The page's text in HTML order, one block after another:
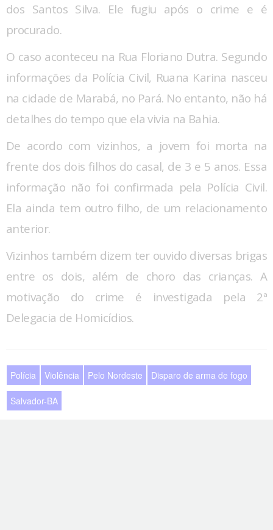
dos Santos Silva. Ele fugiu após o crime e é
procurado.
O caso aconteceu na Rua Floriano Dutra. Segundo
informações da Polícia Civil, Ruana Karina nasceu
na cidade de Marabá, no Pará. No entanto, não há
detalhes do tempo que ela vivia na Bahia.
De acordo com vizinhos, a jovem foi morta na
frente dos dois filhos do casal, de 3 e 5 anos. Essa
informação não foi confirmada pela Polícia Civil.
Ela ainda tem outro filho, de um relacionamento
anterior.
Vizinhos também dizem ter ouvido diversas brigas
entre os dois, além de choro das crianças. A
motivação do crime é investigada pela 2ª
Delegacia de Homicídios.
Polícia Violência Pelo Nordeste Disparo de arma de fogo
Salvador-BA